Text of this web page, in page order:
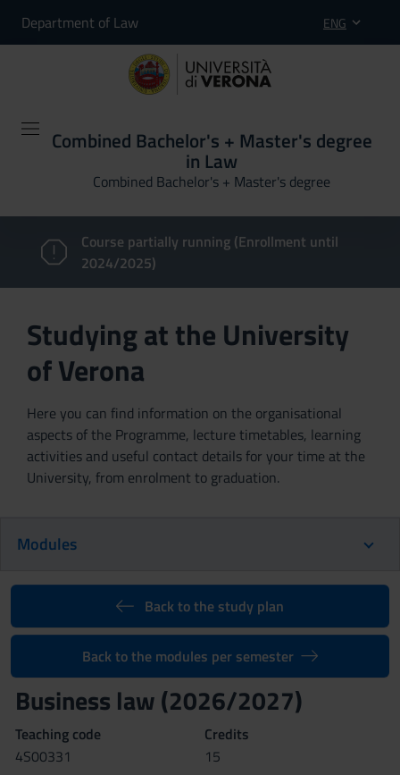
Department of Law ENG
Combined Bachelor's + Master's degree
in Law
Combined Bachelor's + Master's degree
Course partially running (Enrollment until
2024/2025)
Studying at the University
of Verona
Here you can find information on the organisational
aspects of the Programme, lecture timetables, learning
activities and useful contact details for your time at the
University, from enrolment to graduation.
Modules
Back to the study plan
Back to the modules per semester
Business law (2026/2027)
Teaching code
4S00331
Credits
15